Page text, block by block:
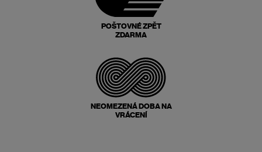
POŠTOVNÉ ZPĚT
ZDARMA
NEOMEZENÁ DOBA NA
VRÁCENÍ